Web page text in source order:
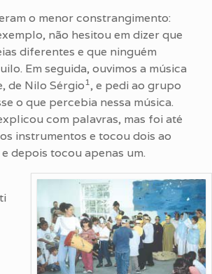
o menor constrangimento:
não hesitou em dizer que
diferentes e que ninguém
Em seguida, ouvimos a música
de Nilo Sérgio 1 , e pedi ao grupo
o que percebia nessa música.
com palavras, mas foi até
instrumentos e tocou dois ao
depois tocou apenas um.